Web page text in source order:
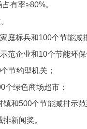
有率≥80%。
标兵和100个节能减
企业和10个节能环保
节约型机关；
绿色商场超市；
和500个节能减排示范
新闻奖。